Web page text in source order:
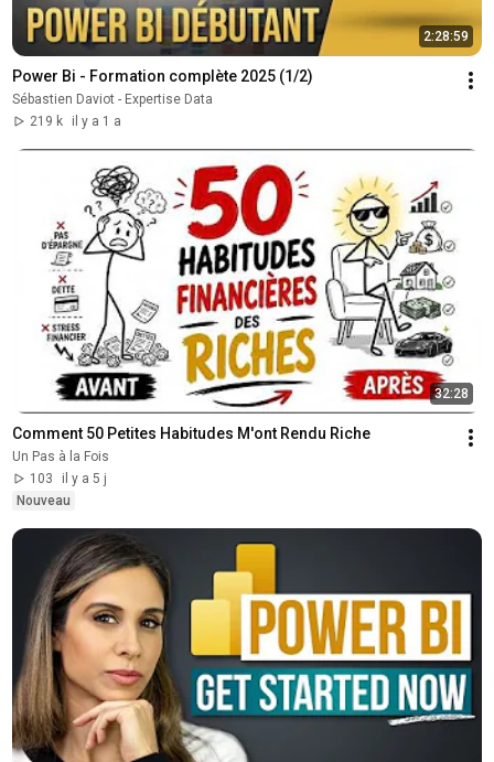
2:28:59
Power Bi - Formation complète 2025 (1/2)
Sébastien Daviot - Expertise Data
219 k
il y a 1 a
32:28
Comment 50 Petites Habitudes M'ont Rendu Riche
Un Pas à la Fois
103
il y a 5 j
Nouveau